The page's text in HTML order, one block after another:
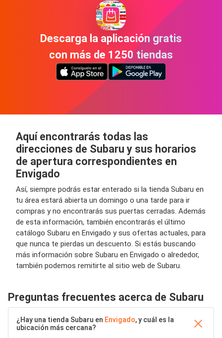
Descarga la aplicación gratis
con más de 1250 tiendas
Aquí encontrarás todas las
direcciones de Subaru y sus horarios
de apertura correspondientes en
Envigado
Así, siempre podrás estar enterado si la tienda Subaru en
tu área estará abierta un domingo o una tarde para ir
compras y no encontrarás sus puertas cerradas. Además
de esta información, también encontrarás el último
catálogo Subaru en Envigado y sus ofertas actuales, para
que nunca te pierdas un descuento. Si estás buscando
más información sobre Subaru en Envigado o alrededor,
también podemos remitirte al sitio web de Subaru.
Preguntas frecuentes acerca de Subaru
¿Hay una tienda Subaru en Envigado, y cuál es la
ubicación más cercana?